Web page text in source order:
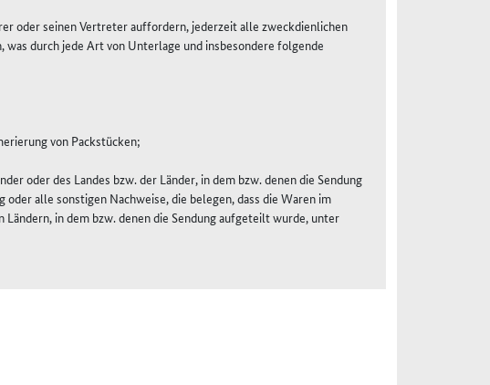
oder seinen Vertreter auffordern, jederzeit alle zweckdienlichen
durch jede Art von Unterlage und insbesondere folgende
von Packstücken;
oder des Landes bzw. der Länder, in dem bzw. denen die Sendung
alle sonstigen Nachweise, die belegen, dass die Waren im
in dem bzw. denen die Sendung aufgeteilt wurde, unter